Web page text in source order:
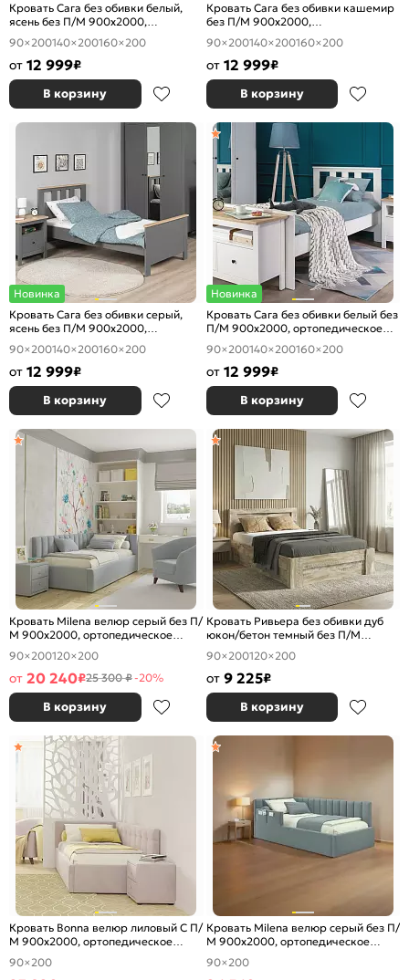
Кровать Сага без обивки белый,
ясень без П/М 900x2000,
ортопедическое основание,
изголовье жесткое
90×200140×200160×200
от 12 999₽
В корзину
Кровать Сага без обивки кашемир
без П/М 900x2000,
ортопедическое основание,
изголовье жесткое
90×200140×200160×200
от 12 999₽
В корзину
Новинка
Кровать Сага без обивки серый,
ясень без П/М 900x2000,
ортопедическое основание,
изголовье жесткое
90×200140×200160×200
от 12 999₽
В корзину
Новинка
Кровать Сага без обивки белый без
П/М 900x2000, ортопедическое
основание, изголовье жесткое
90×200140×200160×200
от 12 999₽
В корзину
Кровать Milena велюр серый без П/
М 900x2000, ортопедическое
основание, изголовье мягкое
90×200120×200
от 20 240₽25 300 ₽-20%
В корзину
Кровать Ривьера без обивки дуб
юкон/бетон темный без П/М
1200x2000, изголовье жесткое
90×200120×200
от 9 225₽
В корзину
Кровать Bonna велюр лиловый С П/
М 900x2000, ортопедическое
основание, изголовье мягкое
90×200
Кровать Milena велюр серый без П/
М 900x2000, ортопедическое
основание, изголовье мягкое
90×200